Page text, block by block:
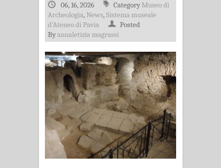
06, 16, 2026 Category Museo di
Archeologia, News,Sistema museale
d'Ateneo di Pavia
Posted
Byannaletizia magrassi